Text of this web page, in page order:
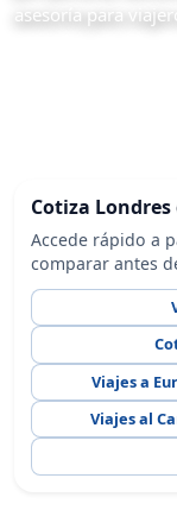
asesoría para
Cotiza
Accede rápido a
comparar antes
Viajes a
Viajes al